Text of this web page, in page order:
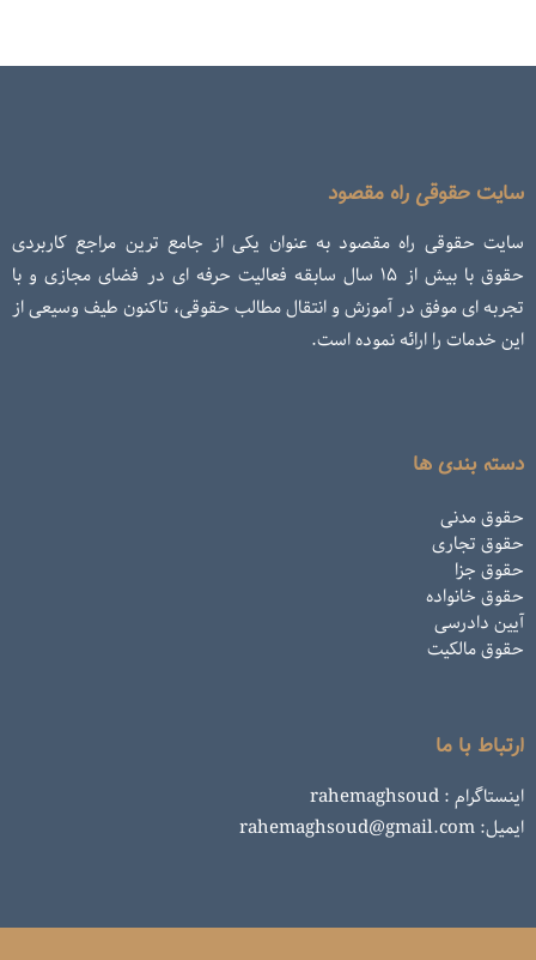
سایت حقوقی راه مقصود
سایت حقوقی راه مقصود به عنوان یکی از جامع ترین مراجع کاربردی
حقوق با بیش از ۱۵ سال سابقه فعالیت حرفه ای در فضای مجازی و با
تجربه ای موفق در آموزش و انتقال مطالب حقوقی، تاکنون طیف وسیعی از
این خدمات را ارائه نموده است.
دسته بندی ها
حقوق مدنی
حقوق تجاری
حقوق جزا
حقوق خانواده
آیین دادرسی
حقوق مالکیت
ارتباط با ما
اینستاگرام : rahemaghsoud
ایمیل: rahemaghsoud@gmail.com